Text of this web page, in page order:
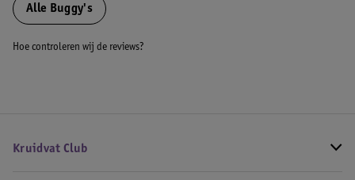
Alle Buggy's
Hoe controleren wij de reviews?
Kruidvat Club